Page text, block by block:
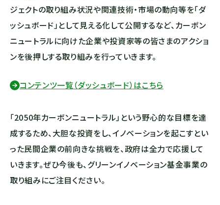
ジェクトの取り組み状況や関連技術・市場の動向等を「ダ
ッシュボード」として見える化して公開するなど、カーボン
ニュートラルに向けた企業や投資家等の皆さまのアクショ
ンを後押しする取り組みを行っていきます。
コンテンツ一覧（ダッシュボード）はこちら
「2050年カーボンニュートラル」という野心的な目標を達
成するため、大胆な投資をし、イノベーションを起こすとい
った民間企業の前向きな挑戦を、政府は全力で応援して
いきます。ぜひ今後も、グリーンイノベーション基金事業の
取り組みにご注目ください。